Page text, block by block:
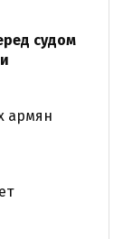
судом
армян